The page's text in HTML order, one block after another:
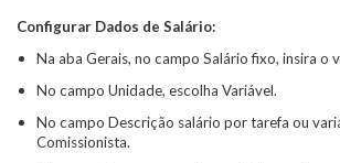
Configurar Dados de Salário:
Na aba Gerais, no campo Salário fixo, insira o
No campo Unidade, escolha Variável.
No campo Descrição salário por tarefa ou
Comissionista.